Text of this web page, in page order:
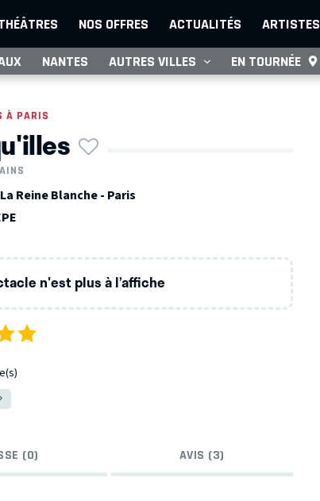
NOS OFFRES ACTUALITÉS ARTISTES
NANTES AUTRES VILLES EN TOURNÉE
À PARIS
Reine Blanche - Paris
n'est plus à l’affiche
(0) AVIS (3)